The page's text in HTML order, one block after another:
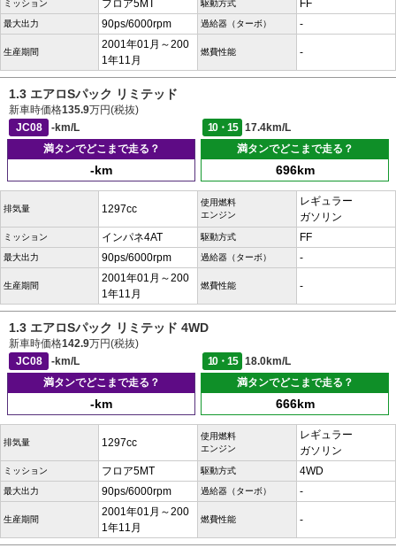
ミッション フロア5MT 駆動方式 FF
最大出力 90ps/6000rpm 過給器（ターボ） -
生産期間
2001年01月～200
1年11月
燃費性能 -
1.3 エアロSパック リミテッド
新車時価格135.9万円(税抜)
JC08
-km/L 10・15
17.4km/L
満タンでどこまで走る？
-km
満タンでどこまで走る？
696km
排気量 1297cc
使用燃料
エンジン
レギュラー
ガソリン
ミッション インパネ4AT 駆動方式 FF
最大出力 90ps/6000rpm 過給器（ターボ） -
生産期間
2001年01月～200
1年11月
燃費性能 -
1.3 エアロSパック リミテッド 4WD
新車時価格142.9万円(税抜)
JC08
-km/L 10・15
18.0km/L
満タンでどこまで走る？
-km
満タンでどこまで走る？
666km
排気量 1297cc
使用燃料
エンジン
レギュラー
ガソリン
ミッション フロア5MT 駆動方式 4WD
最大出力 90ps/6000rpm 過給器（ターボ） -
生産期間
2001年01月～200
1年11月
燃費性能 -